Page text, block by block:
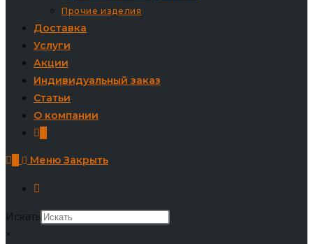
Прочие изделия
Доставка
Услуги
Акции
Индивидуальный заказ
Статьи
О компании
Меню Закрыть
Искать
×